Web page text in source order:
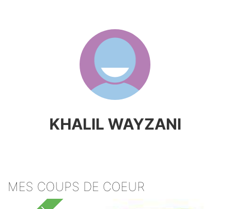
KHALIL WAYZANI
MES COUPS DE COEUR